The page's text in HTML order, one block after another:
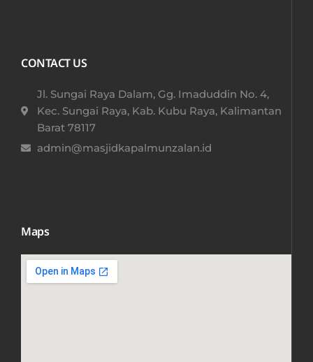
CONTACT US
Jl. Sungai Raya Dalam, Gg. Imaduddin No. 4,
Kec. Sungai Raya, Kab. Kubu Raya, Kalimantan
Barat 78117​
admin@masjidkapalmunzalan.id
Maps